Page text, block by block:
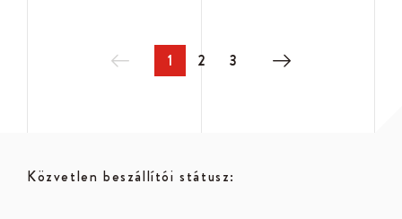
1 2 3
Közvetlen beszállítói státusz: